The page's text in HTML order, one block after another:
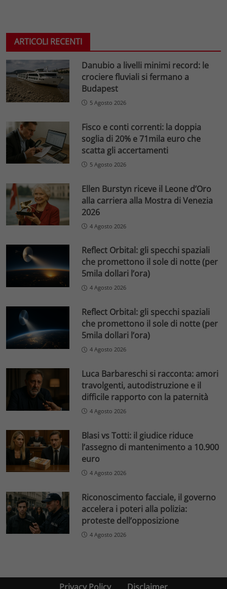
ARTICOLI RECENTI
Danubio a livelli minimi record: le
crociere fluviali si fermano a
Budapest
5 Agosto 2026
Fisco e conti correnti: la doppia
soglia di 20% e 71mila euro che
scatta gli accertamenti
5 Agosto 2026
Ellen Burstyn riceve il Leone d’Oro
alla carriera alla Mostra di Venezia
2026
4 Agosto 2026
Reflect Orbital: gli specchi spaziali
che promettono il sole di notte (per
5mila dollari l’ora)
4 Agosto 2026
Reflect Orbital: gli specchi spaziali
che promettono il sole di notte (per
5mila dollari l’ora)
4 Agosto 2026
Luca Barbareschi si racconta: amori
travolgenti, autodistruzione e il
difficile rapporto con la paternità
4 Agosto 2026
Blasi vs Totti: il giudice riduce
l’assegno di mantenimento a 10.900
euro
4 Agosto 2026
Riconoscimento facciale, il governo
accelera i poteri alla polizia:
proteste dell’opposizione
4 Agosto 2026